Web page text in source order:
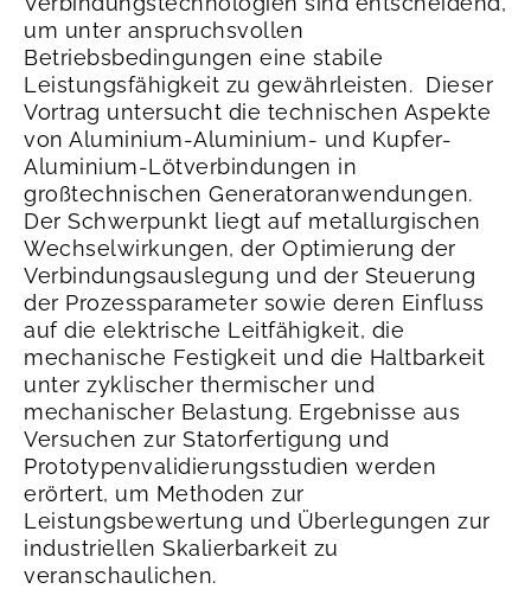
um unter anspruchsvollen
Betriebsbedingungen eine stabile
Leistungsfähigkeit zu gewährleisten. Dieser
Vortrag untersucht die technischen Aspekte
von Aluminium-Aluminium- und Kupfer-
Aluminium-Lötverbindungen in
großtechnischen Generatoranwendungen.
Der Schwerpunkt liegt auf metallurgischen
Wechselwirkungen, der Optimierung der
Verbindungsauslegung und der Steuerung
der Prozessparameter sowie deren Einfluss
auf die elektrische Leitfähigkeit, die
mechanische Festigkeit und die Haltbarkeit
unter zyklischer thermischer und
mechanischer Belastung. Ergebnisse aus
Versuchen zur Statorfertigung und
Prototypenvalidierungsstudien werden
erörtert, um Methoden zur
Leistungsbewertung und Überlegungen zur
industriellen Skalierbarkeit zu
veranschaulichen.